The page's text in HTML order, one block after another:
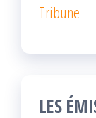
Tribune
LES